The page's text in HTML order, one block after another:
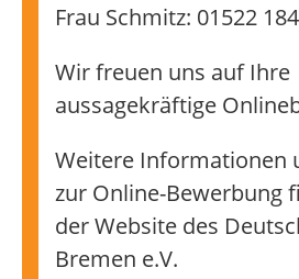
Frau Schmitz: 01522
Wir freuen uns auf Ihre
aussagekräftige
Weitere Informationen
zur Online-Bewerbung
der Website des
Bremen e.V.